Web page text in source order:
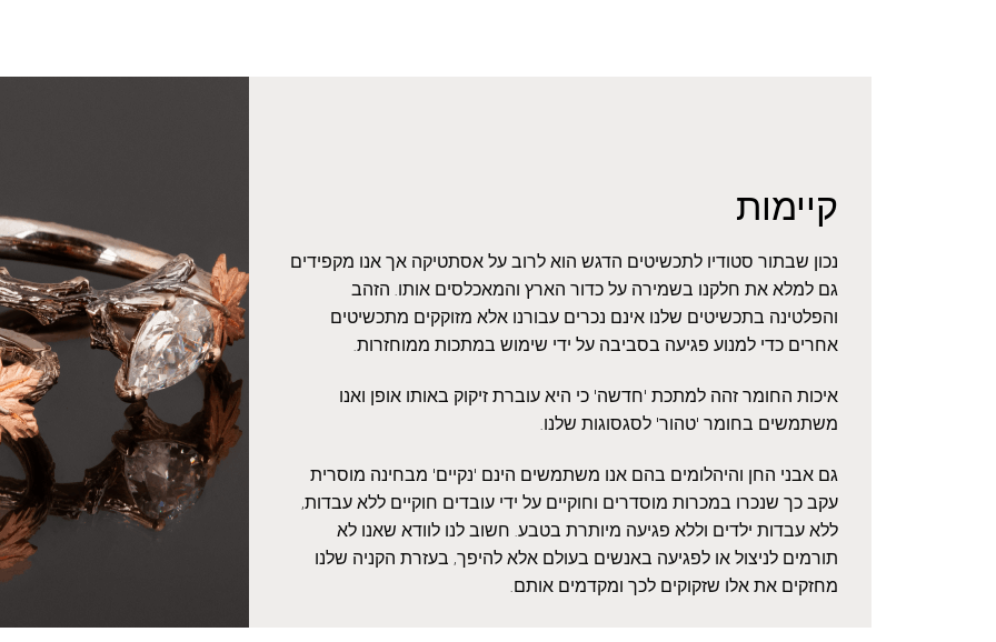
קיימות
נכון שבתור סטודיו לתכשיטים הדגש הוא לרוב על אסתטיקה אך אנו מקפידים
גם למלא את חלקנו בשמירה על כדור הארץ והמאכלסים אותו. הזהב
והפלטינה בתכשיטים שלנו אינם נכרים עבורנו אלא מזוקקים מתכשיטים
אחרים כדי למנוע פגיעה בסביבה על ידי שימוש במתכות ממוחזרות.
איכות החומר זהה למתכת 'חדשה' כי היא עוברת זיקוק באותו אופן ואנו
משתמשים בחומר 'טהור' לסגסוגות שלנו.
גם אבני החן והיהלומים בהם אנו משתמשים הינם 'נקיים' מבחינה מוסרית
עקב כך שנכרו במכרות מוסדרים וחוקיים על ידי עובדים חוקיים ללא עבדות,
ללא עבדות ילדים וללא פגיעה מיותרת בטבע. חשוב לנו לוודא שאנו לא
תורמים לניצול או לפגיעה באנשים בעולם אלא להיפך, בעזרת הקניה שלנו
מחזקים את אלו שזקוקים לכך ומקדמים אותם.